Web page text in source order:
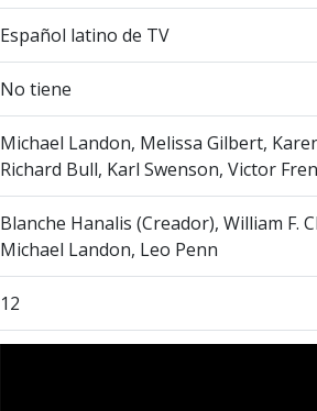
Español latino de TV
No tiene
Michael Landon, Melissa Gilbert,
Richard Bull, Karl Swenson, Victor
Blanche Hanalis (Creador), William F.
Michael Landon, Leo Penn
12